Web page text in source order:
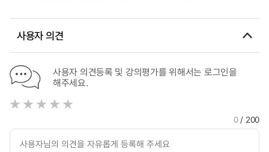
Study on Intention to Use Gerontechnology Among Care
the Extensibility of Unified Theory of Acceptance and Use
사용자 의견
사용자 의견등록 및 강의평가를 위해서는 로그인을
해주세요.
0/ 200